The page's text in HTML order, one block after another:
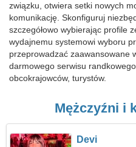
związku, otwiera setki nowych
komunikację. Skonfiguruj
szczegółowo wybierając profile
wydajnemu systemowi wyboru
przeprowadzać zaawansowane
darmowego serwisu
obcokrajowców, turystów.
Mężczyźni i
Devi